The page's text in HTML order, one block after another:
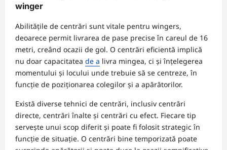
winger
Abilitățile de centrări sunt vitale pentru wingers,
deoarece permit livrarea de pase precise în careul de 16
metri, creând ocazii de gol. O centrări eficientă implică
nu doar capacitatea de a livra mingea, ci și înțelegerea
momentului și locului unde trebuie să se centreze, în
funcție de poziționarea colegilor și a apărătorilor.
Există diverse tehnici de centrări, inclusiv centrări
directe, centrări înalte și centrări cu efect. Fiecare tip
servește unui scop diferit și poate fi folosit strategic în
funcție de situație. O centrări bine temporizată poate